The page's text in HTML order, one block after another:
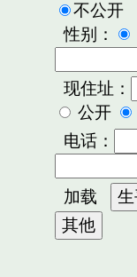
不公开
性别：
现住址：
公开
电话：
加载